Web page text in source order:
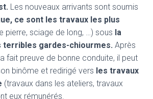
Les nouveaux arrivants sont soumis
ce sont les travaux les plus
pierre, sciage de long, …) sous la
terribles gardes-chiourmes. Après
fait preuve de bonne conduite, il peut
binôme et redirigé vers les travaux
(travaux dans les ateliers, travaux
eux rémunérés.